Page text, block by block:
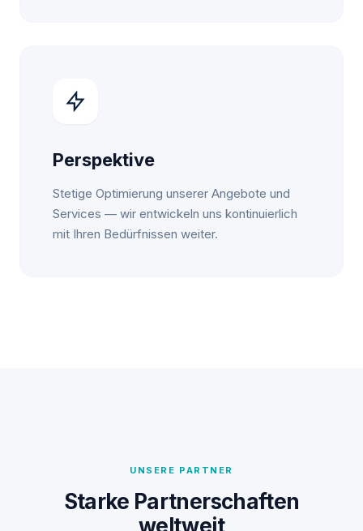
Perspektive
Stetige Optimierung unserer Angebote und
Services — wir entwickeln uns kontinuierlich
mit Ihren Bedürfnissen weiter.
UNSERE PARTNER
Starke Partnerschaften
weltweit